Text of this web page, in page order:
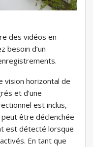
des vidéos en
besoin d’un
vision horizontal de
et d’une
est inclus,
peut être déclenchée
est détecté lorsque
En tant que